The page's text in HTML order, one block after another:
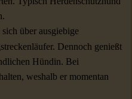
über ausgiebige
Dennoch genießt
Hündin. Bei
weshalb er momentan